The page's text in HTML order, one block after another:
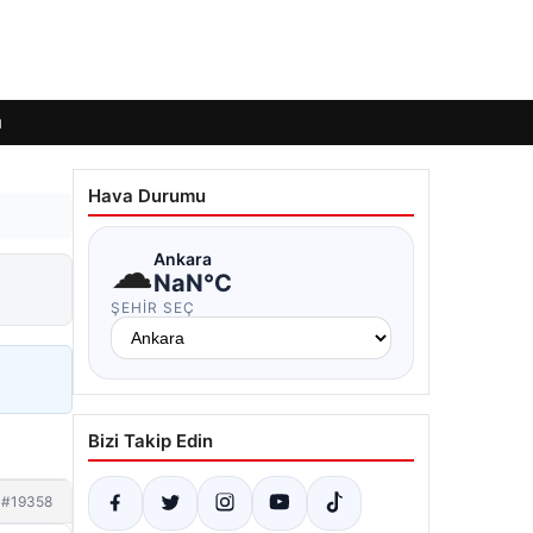
#19358
Hava Durumu
☁Ankara
NaN°C
ŞEHIR SEÇ
Bizi Takip Edin